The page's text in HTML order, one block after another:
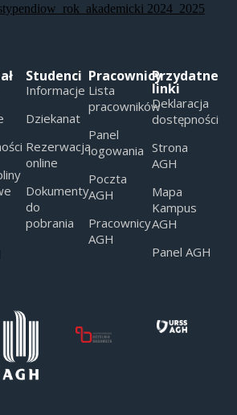
2024_2025
Studenci
Informacje
Dziekanat
Rezerwacja
online
Dokumenty
do
pobrania
Pracownicy
Lista
pracowników
Panel
logowania
Poczta
AGH
Pracownicy
AGH
Przydatne
linki
Deklaracja
dostępności
Strona
AGH
Mapa
Kampus
AGH
Panel AGH